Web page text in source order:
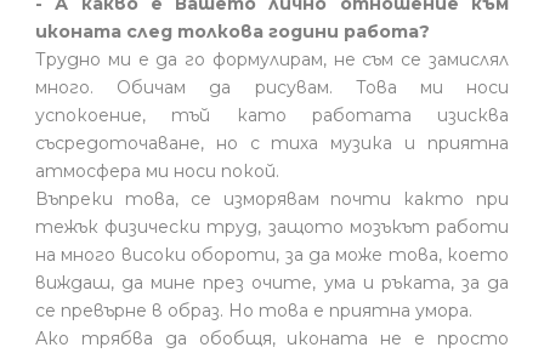
иконата след толкова години работа?
Трудно ми е да го формулирам, не съм се замислял
много. Обичам да рисувам. Това ми носи
успокоение, тъй като работата изисква
съсредоточаване, но с тиха музика и приятна
атмосфера ми носи покой.
Въпреки това, се изморявам почти както при
тежък физически труд, защото мозъкът работи
на много високи обороти, за да може това, което
виждаш, да мине през очите, ума и ръката, за да
се превърне в образ. Но това е приятна умора.
Ако трябва да обобщя, иконата не е просто